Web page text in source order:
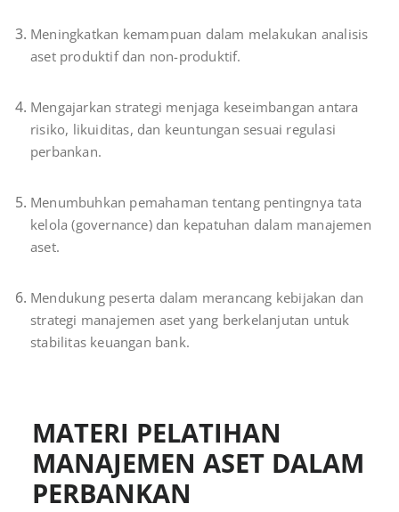
Meningkatkan kemampuan dalam melakukan analisis
aset produktif dan non-produktif.
Mengajarkan strategi menjaga keseimbangan antara
risiko, likuiditas, dan keuntungan sesuai regulasi
perbankan.
Menumbuhkan pemahaman tentang pentingnya tata
kelola (governance) dan kepatuhan dalam manajemen
aset.
Mendukung peserta dalam merancang kebijakan dan
strategi manajemen aset yang berkelanjutan untuk
stabilitas keuangan bank.
MATERI PELATIHAN
MANAJEMEN ASET DALAM
PERBANKAN